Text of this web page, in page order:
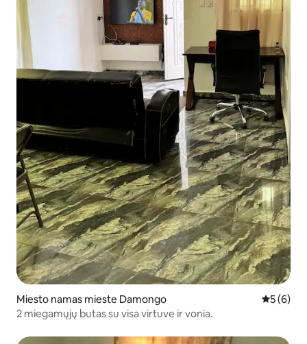
Miesto namas mieste Damongo Vidutinis
5 (6)
2 miegamųjų butas su visa virtuve ir vonia.